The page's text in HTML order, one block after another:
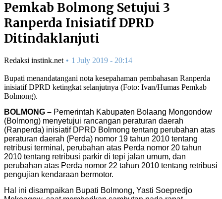
Pemkab Bolmong Setujui 3
Ranperda Inisiatif DPRD
Ditindaklanjuti
Redaksi instink.net 1 July 2019 - 20:14
Bupati menandatangani nota kesepahaman pembahasan Ranperda
inisiatif DPRD ketingkat selanjutnya (Foto: Ivan/Humas Pemkab
Bolmong).
BOLMONG – Pemerintah Kabupaten Bolaang Mongondow
(Bolmong) menyetujui rancangan peraturan daerah
(Ranperda) inisiatif DPRD Bolmong tentang perubahan atas
peraturan daerah (Perda) nomor 19 tahun 2010 tentang
retribusi terminal, perubahan atas Perda nomor 20 tahun
2010 tentang retribusi parkir di tepi jalan umum, dan
perubahan atas Perda nomor 22 tahun 2010 tentang retribusi
pengujian kendaraan bermotor.
Hal ini disampaikan Bupati Bolmong, Yasti Soepredjo